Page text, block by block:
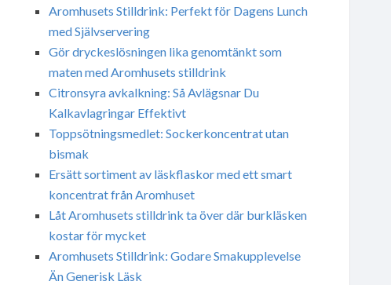
Aromhusets Stilldrink: Perfekt för Dagens Lunch
med Självservering
Gör dryckeslösningen lika genomtänkt som
maten med Aromhusets stilldrink
Citronsyra avkalkning: Så Avlägsnar Du
Kalkavlagringar Effektivt
Toppsötningsmedlet: Sockerkoncentrat utan
bismak
Ersätt sortiment av läskflaskor med ett smart
koncentrat från Aromhuset
Låt Aromhusets stilldrink ta över där burkläsken
kostar för mycket
Aromhusets Stilldrink: Godare Smakupplevelse
Än Generisk Läsk